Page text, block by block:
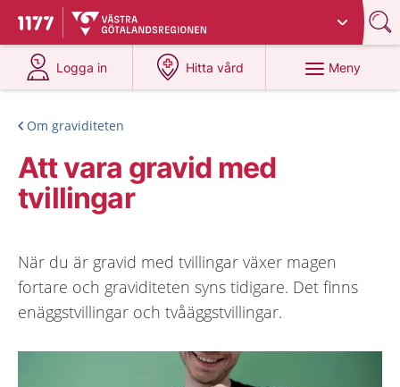
Till startsidan för 1177
Du har valt region
Logga in
på 1177.se
Hitta vård
på 1177.se
Meny
Om graviditeten
Att vara gravid med
tvillingar
När du är gravid med tvillingar växer magen
fortare och graviditeten syns tidigare. Det finns
enäggstvillingar och tvåäggstvillingar.